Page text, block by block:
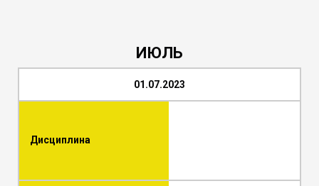
ИЮЛЬ
01.07.2023
Дисциплина